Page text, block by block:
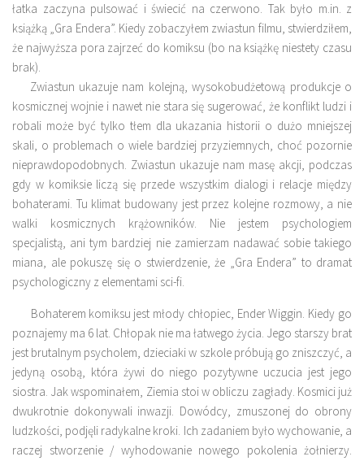
łatka zaczyna pulsować i świecić na czerwono. Tak było m.in. z
książką „Gra Endera”. Kiedy zobaczyłem zwiastun filmu, stwierdziłem,
że najwyższa pora zajrzeć do komiksu (bo na książkę niestety czasu
brak).
Zwiastun ukazuje nam kolejną, wysokobudżetową produkcje o
kosmicznej wojnie i nawet nie stara się sugerować, że konflikt ludzi i
robali może być tylko tłem dla ukazania historii o dużo mniejszej
skali, o problemach o wiele bardziej przyziemnych, choć pozornie
nieprawdopodobnych. Zwiastun ukazuje nam masę akcji, podczas
gdy w komiksie liczą się przede wszystkim dialogi i relacje między
bohaterami. Tu klimat budowany jest przez kolejne rozmowy, a nie
walki kosmicznych krążowników. Nie jestem psychologiem
specjalistą, ani tym bardziej nie zamierzam nadawać sobie takiego
miana, ale pokuszę się o stwierdzenie, że „Gra Endera” to dramat
psychologiczny z elementami sci-fi.
Bohaterem komiksu jest młody chłopiec, Ender Wiggin. Kiedy go
poznajemy ma 6 lat. Chłopak nie ma łatwego życia. Jego starszy brat
jest brutalnym psycholem, dzieciaki w szkole próbują go zniszczyć, a
jedyną osobą, która żywi do niego pozytywne uczucia jest jego
siostra. Jak wspominałem, Ziemia stoi w obliczu zagłady. Kosmici już
dwukrotnie dokonywali inwazji. Dowódcy, zmuszonej do obrony
ludzkości, podjęli radykalne kroki. Ich zadaniem było wychowanie, a
raczej stworzenie / wyhodowanie nowego pokolenia żołnierzy.